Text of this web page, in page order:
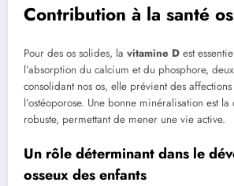
Contribution à la santé
Pour des os solides, la vitamine D est
l’absorption du calcium et du phosphore,
consolidant nos os, elle prévient des
l’ostéoporose. Une bonne minéralisation est la
robuste, permettant de mener une vie active.
Un rôle déterminant dans le
osseux des enfants